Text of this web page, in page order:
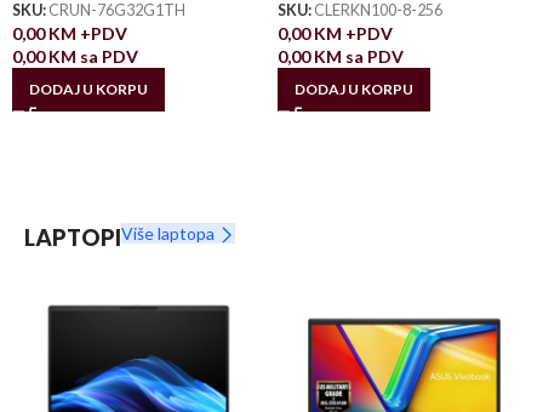
SKU: CRUN-76G32G1TH
0,00KM +PDV
0,00KM sa PDV
DODAJ U KORPU
SKU: CLERKN100-8-256
0,00KM +PDV
0,00KM sa PDV
DODAJ U KORPU
LAPTOPIViše laptopa